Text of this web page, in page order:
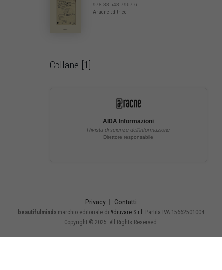
978-88-548-7967-6
Aracne editrice
Collane [1]
AIDA Informazioni
Rivista di scienze dell’informazione
Direttore responsabile
Privacy | Contatti
beautifulminds marchio editoriale di Adiuvare S.r.l.
Partita IVA 15662501004
Copyright © 2025. All Rights Reserved.